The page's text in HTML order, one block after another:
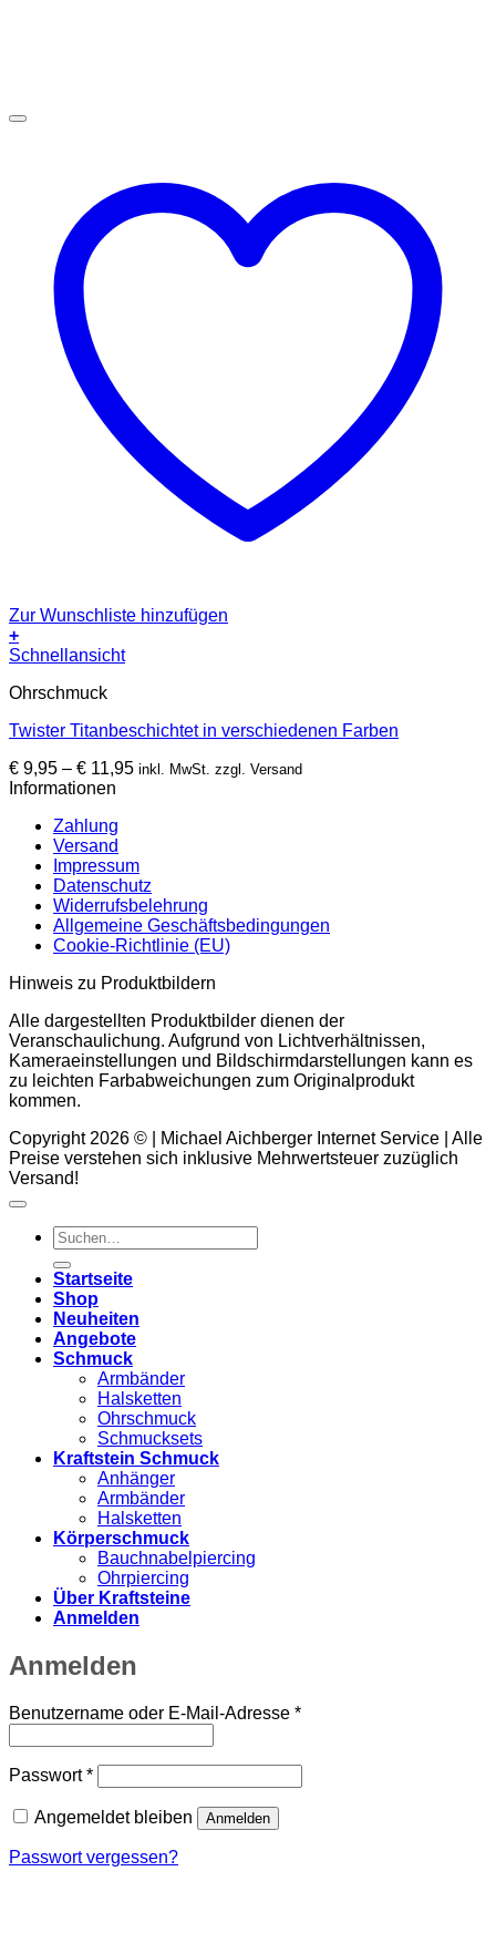
Zur Wunschliste hinzufügen
+
Dieses
weist
Varianten
Die
Optionen
Produktseite
gewählt
werden
Schnellansicht
Ohrschmuck
Twister Titanbeschichtet in verschiedenen Farben
€ 9,95 – € 11,95Preisspanne:
inkl. MwSt. zzgl. Versand
Informationen
Zahlung
Versand
Impressum
Datenschutz
Widerrufsbelehrung
Allgemeine Geschäftsbedingungen
Cookie-Richtlinie (EU)
Hinweis zu Produktbildern
Alle dargestellten Produktbilder dienen der
Veranschaulichung. Aufgrund von Lichtverhältnissen,
Kameraeinstellungen und Bildschirmdarstellungen kann es
zu leichten Farbabweichungen zum Originalprodukt
kommen.
Copyright 2026 © | Michael Aichberger Internet Service | Alle
Preise verstehen sich inklusive Mehrwertsteuer zuzüglich
Versand!
Suchen
nach:
Startseite
Shop
Neuheiten
Angebote
Schmuck
Armbänder
Halsketten
Ohrschmuck
Schmucksets
Kraftstein Schmuck
Anhänger
Armbänder
Halsketten
Körperschmuck
Bauchnabelpiercing
Ohrpiercing
Über Kraftsteine
Anmelden
Anmelden
Benutzername oder E-Mail-Adresse *Erforderlich
Passwort*Erforderlich
Angemeldet bleiben Anmelden
Passwort vergessen?